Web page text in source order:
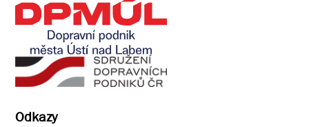
Odkazy